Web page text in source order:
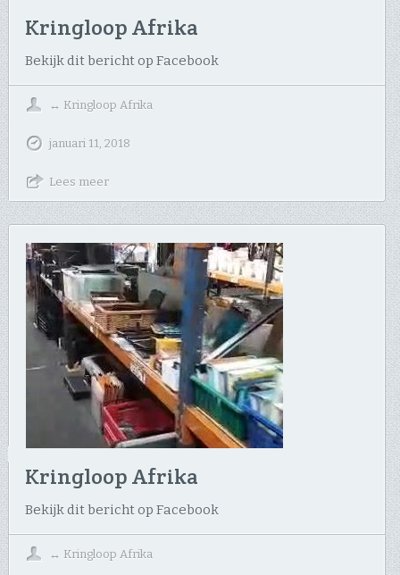
Kringloop Afrika
Bekijk dit bericht op Facebook
↔ Kringloop Afrika
januari 11, 2018
Lees meer
Kringloop Afrika
Bekijk dit bericht op Facebook
↔ Kringloop Afrika